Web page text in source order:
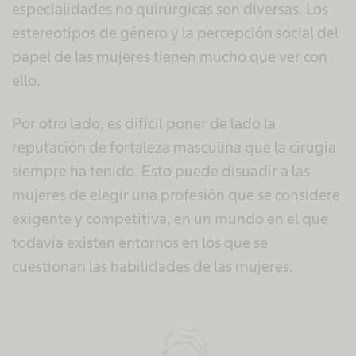
especialidades no quirúrgicas son diversas. Los
estereotipos de género y la percepción social del
papel de las mujeres tienen mucho que ver con
ello.
Por otro lado, es difícil poner de lado la
reputación de fortaleza masculina que la cirugía
siempre ha tenido. Esto puede disuadir a las
mujeres de elegir una profesión que se considere
exigente y competitiva, en un mundo en el que
todavía existen entornos en los que se
cuestionan las habilidades de las mujeres.